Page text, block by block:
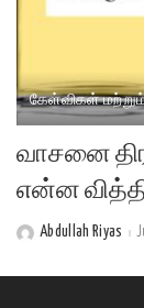
கேள்விகள்
வாசனை
என்ன
PostedAbdullah Riyas